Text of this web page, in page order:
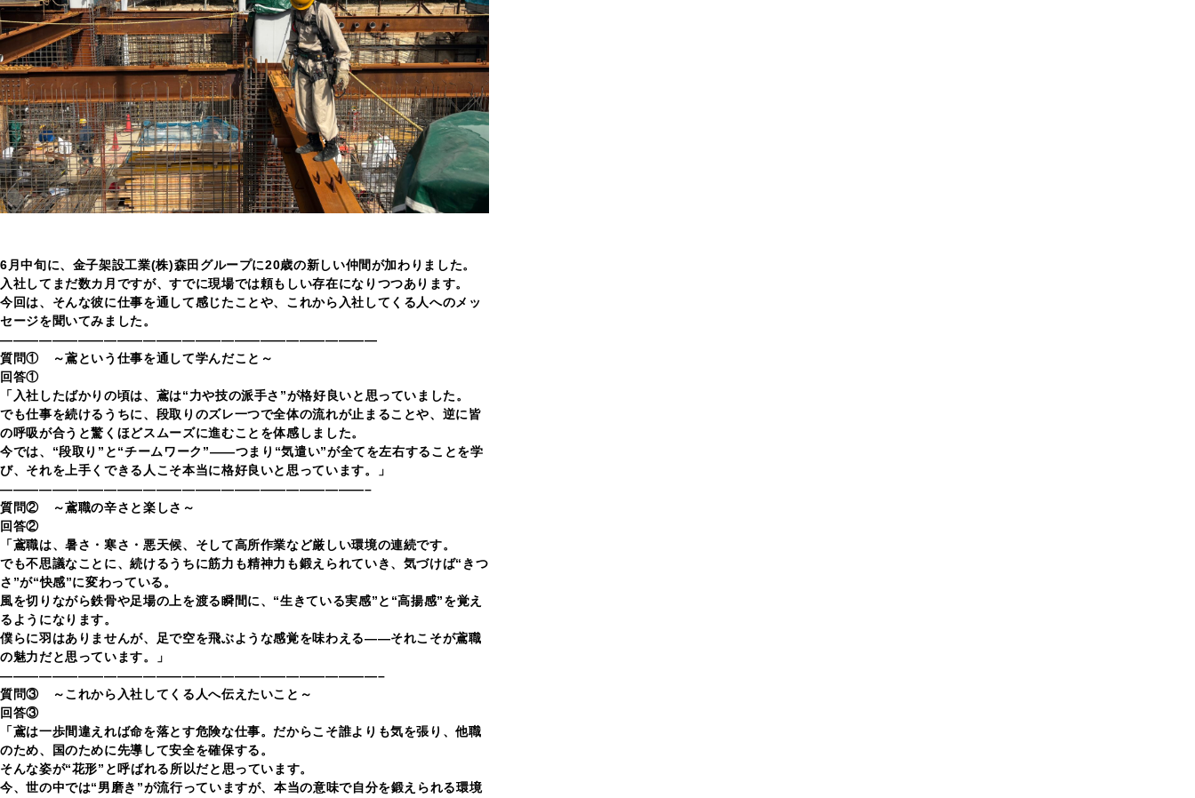
6月中旬に、金子架設工業(株)森田グループに20歳の新しい仲間が加わりました。
入社してまだ数カ月ですが、すでに現場では頼もしい存在になりつつあります。
今回は、そんな彼に仕事を通して感じたことや、これから入社してくる人へのメッ
セージを聞いてみました。
—————————————————————————————
質問① ～鳶という仕事を通して学んだこと～
回答①
「入社したばかりの頃は、鳶は“力や技の派手さ”が格好良いと思っていました。
でも仕事を続けるうちに、段取りのズレ一つで全体の流れが止まることや、逆に皆
の呼吸が合うと驚くほどスムーズに進むことを体感しました。
今では、“段取り”と“チームワーク”――つまり“気遣い”が全てを左右することを学
び、それを上手くできる人こそ本当に格好良いと思っています。」
————————————————————————————–
質問② ～鳶職の辛さと楽しさ～
回答②
「鳶職は、暑さ・寒さ・悪天候、そして高所作業など厳しい環境の連続です。
でも不思議なことに、続けるうちに筋力も精神力も鍛えられていき、気づけば“きつ
さ”が“快感”に変わっている。
風を切りながら鉄骨や足場の上を渡る瞬間に、“生きている実感”と“高揚感”を覚え
るようになります。
僕らに羽はありませんが、足で空を飛ぶような感覚を味わえる――それこそが鳶職
の魅力だと思っています。」
—————————————————————————————–
質問③ ～これから入社してくる人へ伝えたいこと～
回答③
「鳶は一歩間違えれば命を落とす危険な仕事。だからこそ誰よりも気を張り、他職
のため、国のために先導して安全を確保する。
そんな姿が“花形”と呼ばれる所以だと思っています。
今、世の中では“男磨き”が流行っていますが、本当の意味で自分を鍛えられる環境